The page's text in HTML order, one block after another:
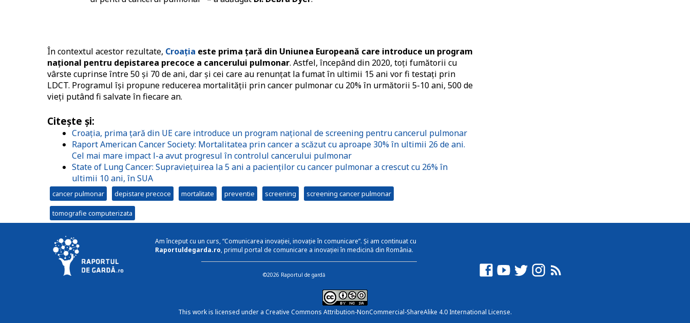
În contextul acestor rezultate, Croația este prima țară din Uniunea Europeană care introduce un program
național pentru depistarea precoce a cancerului pulmonar. Astfel, începând din 2020, toți fumătorii cu
vârste cuprinse între 50 și 70 de ani, dar și cei care au renunțat la fumat în ultimii 15 ani vor fi testați prin
LDCT. Programul își propune reducerea mortalității prin cancer pulmonar cu 20% în următorii 5-10 ani, 500 de
vieți putând fi salvate în fiecare an.
Citește și:
Croația, prima țară din UE care introduce un program național de screening pentru cancerul pulmonar
Raport American Cancer Society: Mortalitatea prin cancer a scăzut cu aproape 30% în ultimii 26 de ani.
Cel mai mare impact l-a avut progresul în controlul cancerului pulmonar
State of Lung Cancer: Supraviețuirea la 5 ani a pacienților cu cancer pulmonar a crescut cu 26% în
ultimii 10 ani, în SUA
cancer pulmonar depistare precoce mortalitate preventie screening screening cancer pulmonar
tomografie computerizata
Am început cu un curs, “Comunicarea inovației, inovație în comunicare”. Și am continuat cu
Raportuldegarda.ro, primul portal de comunicare a inovației în medicină din România.
©2026 Raportul de gardă
This work is licensed under a Creative Commons Attribution-NonCommercial-ShareAlike 4.0 International License.